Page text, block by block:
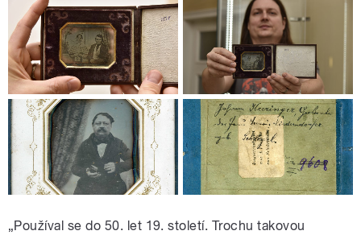
„Používal se do 50. let 19. století. Trochu takovou